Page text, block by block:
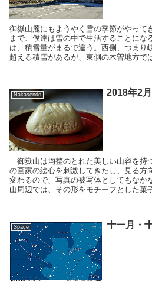
御嶽山麓にもようやく雪の季節がやって
まで、僕達は雪の中で生活することにな
は、積雪量がまるで違う。西側、つまり
超える積雪があるが、東側の木曽地方で
Nakasendo 2018年2
御嶽山は均整のとれた美しい山容を持
の画家の絵心を刺激してきたし、見る方
変わるので、写真の被写体としてもなか
山周辺では、その形をモチーフとした菓
Space 十一月・